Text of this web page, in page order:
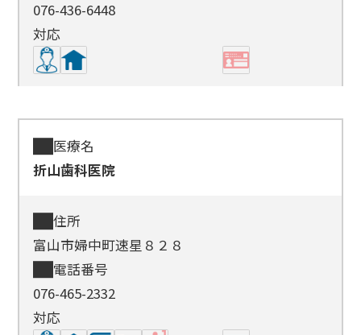
076-436-6448
対応
医療名
折山歯科医院
住所
富山市婦中町速星８２８
電話番号
076-465-2332
対応